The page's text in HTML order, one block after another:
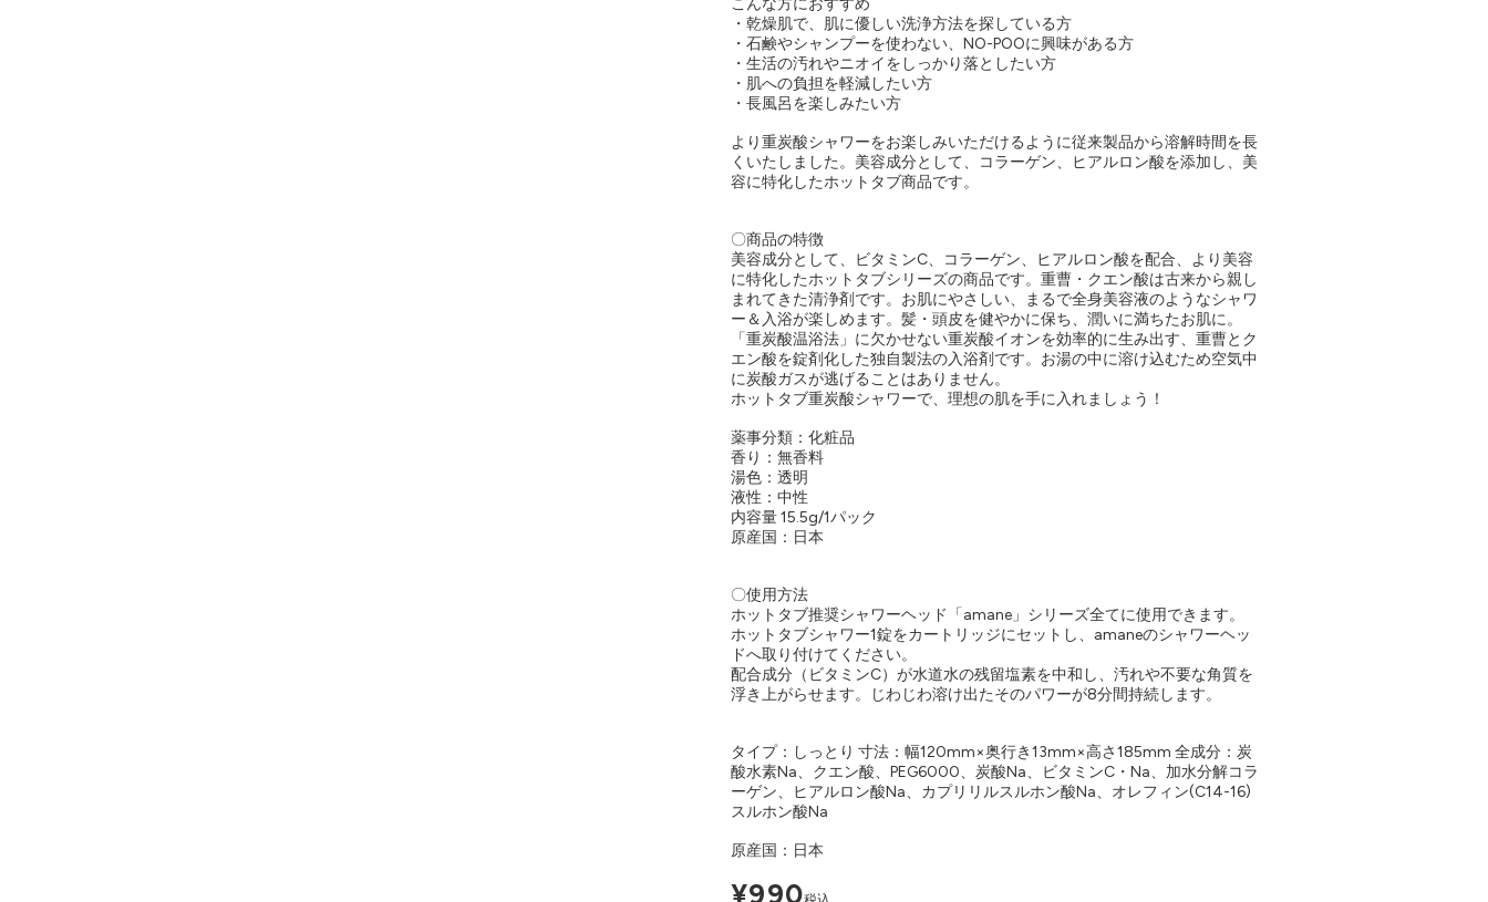
こんな方におすすめ
・乾燥肌で、肌に優しい洗浄方法を探している方
・石鹸やシャンプーを使わない、NO-POOに興味がある方
・生活の汚れやニオイをしっかり落としたい方
・肌への負担を軽減したい方
・長風呂を楽しみたい方
より重炭酸シャワーをお楽しみいただけるように従来製品から溶解時間を長
くいたしました。美容成分として、コラーゲン、ヒアルロン酸を添加し、美
容に特化したホットタブ商品です。
〇商品の特徴
美容成分として、ビタミンC、コラーゲン、ヒアルロン酸を配合、より美容
に特化したホットタブシリーズの商品です。重曹・クエン酸は古来から親し
まれてきた清浄剤です。お肌にやさしい、まるで全身美容液のようなシャワ
ー＆入浴が楽しめます。髪・頭皮を健やかに保ち、潤いに満ちたお肌に。
「重炭酸温浴法」に欠かせない重炭酸イオンを効率的に生み出す、重曹とク
エン酸を錠剤化した独自製法の入浴剤です。お湯の中に溶け込むため空気中
に炭酸ガスが逃げることはありません。
ホットタブ重炭酸シャワーで、理想の肌を手に入れましょう！
薬事分類：化粧品
香り：無香料
湯色：透明
液性：中性
内容量 15.5g/1パック
原産国：日本
〇使用方法
ホットタブ推奨シャワーヘッド「amane」シリーズ全てに使用できます。
ホットタブシャワー1錠をカートリッジにセットし、amaneのシャワーヘッ
ドへ取り付けてください。
配合成分（ビタミンC）が水道水の残留塩素を中和し、汚れや不要な角質を
浮き上がらせます。じわじわ溶け出たそのパワーが8分間持続します。
タイプ：しっとり 寸法：幅120mm×奥行き13mm×高さ185mm 全成分：炭
酸水素Na、クエン酸、PEG6000、炭酸Na、ビタミンC・Na、加水分解コラ
ーゲン、ヒアルロン酸Na、カプリリルスルホン酸Na、オレフィン(C14-16)
スルホン酸Na
原産国：日本
¥990